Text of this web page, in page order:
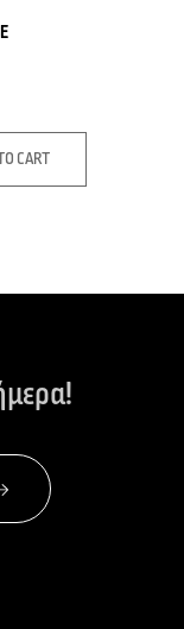
CART